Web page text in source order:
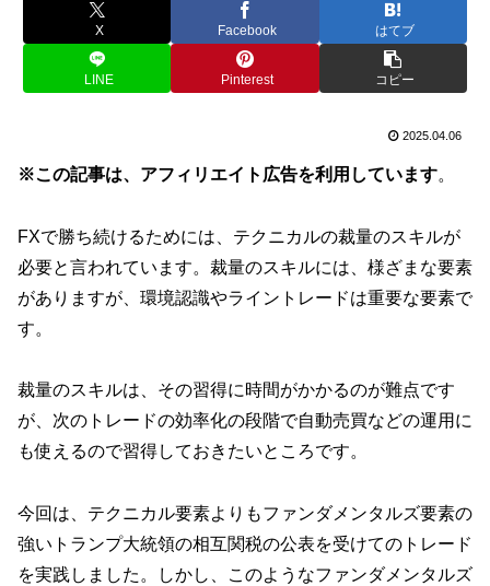
X Facebook はてブ
LINE Pinterest コピー
2025.04.06
※この記事は、アフィリエイト広告を利用しています。
FXで勝ち続けるためには、テクニカルの裁量のスキルが
必要と言われています。裁量のスキルには、様ざまな要素
がありますが、環境認識やライントレードは重要な要素で
す。
裁量のスキルは、その習得に時間がかかるのが難点です
が、次のトレードの効率化の段階で自動売買などの運用に
も使えるので習得しておきたいところです。
今回は、テクニカル要素よりもファンダメンタルズ要素の
強いトランプ大統領の相互関税の公表を受けてのトレード
を実践しました。しかし、このようなファンダメンタルズ